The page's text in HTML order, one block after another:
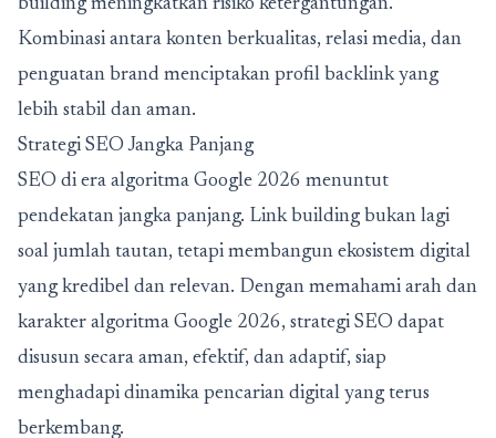
building meningkatkan risiko ketergantungan.
Kombinasi antara konten berkualitas, relasi media, dan
penguatan brand menciptakan profil backlink yang
lebih stabil dan aman.
Strategi SEO Jangka Panjang
SEO di era algoritma Google 2026 menuntut
pendekatan jangka panjang. Link building bukan lagi
soal jumlah tautan, tetapi membangun ekosistem digital
yang kredibel dan relevan. Dengan memahami arah dan
karakter algoritma Google 2026, strategi SEO dapat
disusun secara aman, efektif, dan adaptif, siap
menghadapi dinamika pencarian digital yang terus
berkembang.